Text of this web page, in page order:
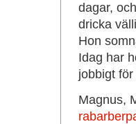
dagar,
dricka
Hon
Idag har
jobbigt
Magnus,